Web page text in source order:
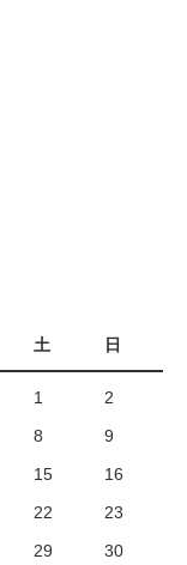
土 日
1
2
8
9
15
16
22
23
29 30